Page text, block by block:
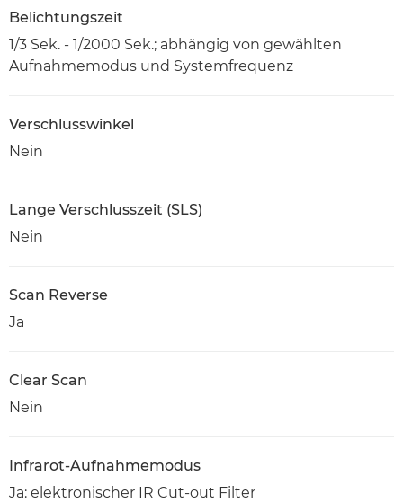
Belichtungszeit
1/3 Sek. - 1/2000 Sek.; abhängig von gewählten
Aufnahmemodus und Systemfrequenz
Verschlusswinkel
Nein
Lange Verschlusszeit (SLS)
Nein
Scan Reverse
Ja
Clear Scan
Nein
Infrarot-Aufnahmemodus
Ja: elektronischer IR Cut-out Filter